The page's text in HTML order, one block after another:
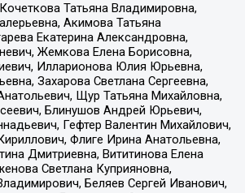
Татьяна Владимировна,
Акимова Татьяна
Екатерина Александровна,
Жемкова Елена Борисовна,
Илларионова Юлия Юрьевна,
Захарова Светлана Сергеевна,
Щур Татьяна Михайловна,
Блинушов Андрей Юрьевич,
Гефтер Валентин Михайлович,
Флиге Ирина Анатольевна,
Дмитриевна, Вититинова Елена
Светлана Куприяновна,
Беляев Сергей Иванович,